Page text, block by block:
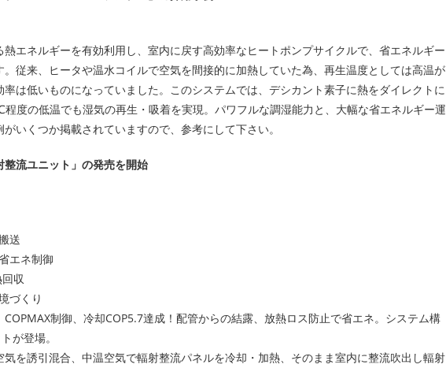
エネルギーを有効利用し、室内に戻す高効率なヒートポンプサイクルで、省エネルギー
従来、ヒータや温水コイルで空気を間接的に加熱していた為、再生温度としては高温が
は低いものになっていました。このシステムでは、デシカント素子に熱をダイレクトに
度の低温でも湿気の再生・吸着を実現。パワフルな調湿能力と、大幅な省エネルギー運
いくつか掲載されていますので、参考にして下さい。
整流ユニット」の発売を開始
送
エネ制御
収
づくり
制御、冷却COP5.7達成！配管からの結露、放熱ロス防止で省エネ。システム構
が登場。
を誘引混合、中温空気で輻射整流パネルを冷却・加熱、そのまま室内に整流吹出し輻射